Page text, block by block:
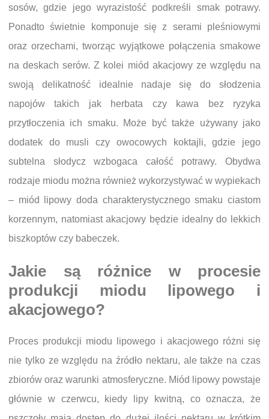
sosów, gdzie jego wyrazistość podkreśli smak potrawy.
Ponadto świetnie komponuje się z serami pleśniowymi
oraz orzechami, tworząc wyjątkowe połączenia smakowe
na deskach serów. Z kolei miód akacjowy ze względu na
swoją delikatność idealnie nadaje się do słodzenia
napojów takich jak herbata czy kawa bez ryzyka
przytłoczenia ich smaku. Może być także używany jako
dodatek do musli czy owocowych koktajli, gdzie jego
subtelna słodycz wzbogaca całość potrawy. Obydwa
rodzaje miodu można również wykorzystywać w wypiekach
– miód lipowy doda charakterystycznego smaku ciastom
korzennym, natomiast akacjowy będzie idealny do lekkich
biszkoptów czy babeczek.
Jakie są różnice w procesie
produkcji miodu lipowego i
akacjowego?
Proces produkcji miodu lipowego i akacjowego różni się
nie tylko ze względu na źródło nektaru, ale także na czas
zbiorów oraz warunki atmosferyczne. Miód lipowy powstaje
głównie w czerwcu, kiedy lipy kwitną, co oznacza, że